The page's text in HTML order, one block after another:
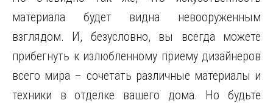
материала будет видна невооруженным
взглядом. И, безусловно, вы всегда можете
прибегнуть к излюбленному приему дизайнеров
всего мира – сочетать различные материалы и
техники в отделке вашего дома. Но будьте